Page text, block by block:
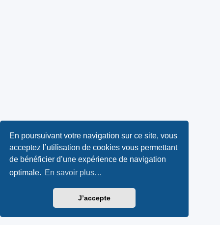
En poursuivant votre navigation sur ce site, vous
acceptez l’utilisation de cookies vous permettant
de bénéficier d’une expérience de navigation
optimale. En savoir plus…
J’accepte